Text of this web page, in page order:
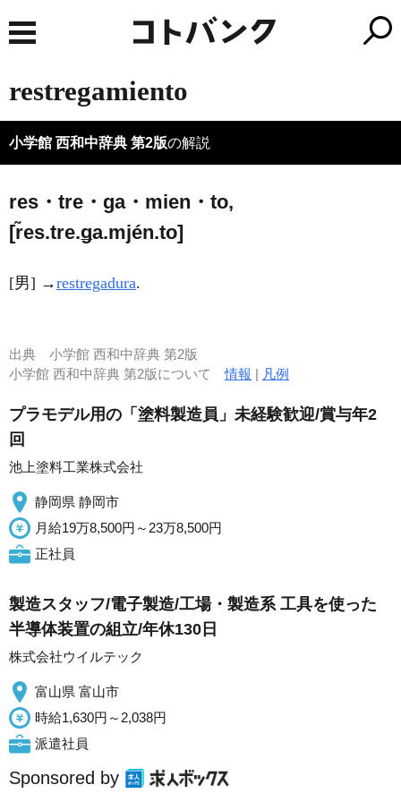
restregamiento
小学館 西和中辞典 第2版の解説
res・tre・ga・mien・to,
[r̃es.tre.ǥa.mjén.to]
[男] →restregadura.
出典 小学館 西和中辞典 第2版
小学館 西和中辞典 第2版について情報 | 凡例
プラモデル用の「塗料製造員」未経験歓迎/賞与年2
回
池上塗料工業株式会社
静岡県 静岡市
月給19万8,500円～23万8,500円
正社員
製造スタッフ/電子製造/工場・製造系 工具を使った
半導体装置の組立/年休130日
株式会社ウイルテック
富山県 富山市
時給1,630円～2,038円
派遣社員
Sponsored by